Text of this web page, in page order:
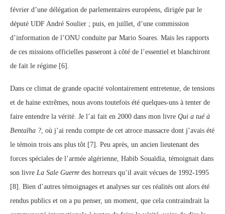
février d’une délégation de parlementaires européens, dirigée par le
député UDF André Soulier ; puis, en juillet, d’une commission
d’information de l’ONU conduite par Mario Soares. Mais les rapports
de ces missions officielles passeront à côté de l’essentiel et blanchiront
de fait le régime [6].
Dans ce climat de grande opacité volontairement entretenue, de tensions
et de haine extrêmes, nous avons toutefois été quelques-uns à tenter de
faire entendre la vérité. Je l’ai fait en 2000 dans mon livre Qui a tué à
Bentalha ? , où j’ai rendu compte de cet atroce massacre dont j’avais été
le témoin trois ans plus tôt [7]. Peu après, un ancien lieutenant des
forces spéciales de l’armée algérienne, Habib Souaïdia, témoignait dans
son livre La Sale Guerre des horreurs qu’il avait vécues de 1992-1995
[8]. Bien d’autres témoignages et analyses sur ces réalités ont alors été
rendus publics et on a pu penser, un moment, que cela contraindrait la